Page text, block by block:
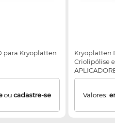
para Kryoplatten
ou cadastre-se
Kryoplatten
Criolipólise
Valores: